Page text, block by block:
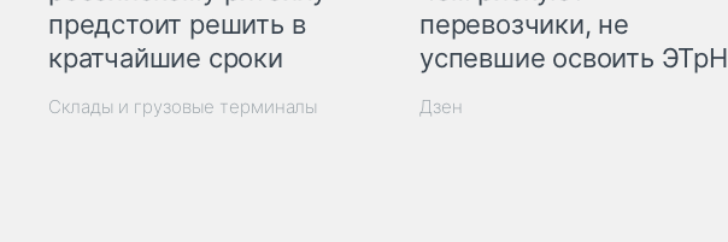
предстоит решить в
кратчайшие сроки
Склады и грузовые терминалы
перевозчики, не
успевшие освоить ЭТрН
Дзен